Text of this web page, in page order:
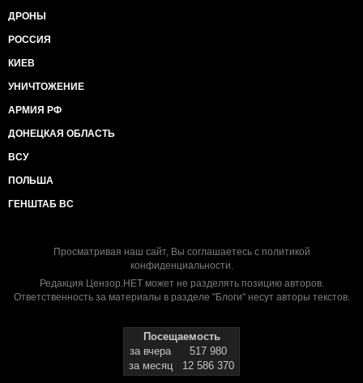
ДРОНЫ
РОССИЯ
КИЕВ
УНИЧТОЖЕНИЕ
АРМИЯ РФ
ДОНЕЦКАЯ ОБЛАСТЬ
ВСУ
ПОЛЬША
ГЕНШТАБ ВС
Просматривая наш сайт, Вы соглашаетесь с политикой
конфиденциальности.
Редакция Цензор.НЕТ может не разделять позицию авторов.
Ответственность за материалы в разделе "Блоги" несут авторы текстов.
Посещаемость
за вчера
517 980
за месяц
12 586 370